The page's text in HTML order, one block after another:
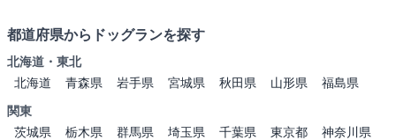
都道府県からドッグランを探す
北海道・東北
北海道
青森県 岩手県 宮城県 秋田県 山形県
福島県
関東
茨城県
栃木県 群馬県 埼玉県 千葉県 東京都
神奈川県